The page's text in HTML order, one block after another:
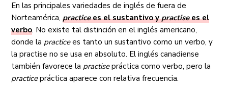
En las principales variedades de inglés de fuera de
Norteamérica,practicees el sustantivo ypractisees el
verbo. No existe tal distinción en el inglés americano,
donde la practicees tanto un sustantivo como un verbo, y
la practise no se usa en absoluto. El inglés canadiense
también favorece la practisepráctica como verbo, pero la
practicepráctica aparece con relativa frecuencia.